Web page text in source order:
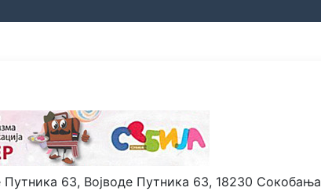
Путника 63, Војводе Путника 63, 18230 Сокобања